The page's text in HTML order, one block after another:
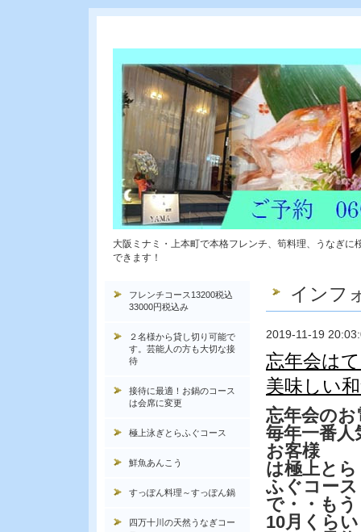
大阪ミナミ・上本町で本格フレンチ、筍料理、うなぎ
できます！
インフ
2019-11-19
忘年会は
美味しい
忘年会の
毎年一番
お客様
は極上とら
ふぐコース
で・・もう
10月くらい
フレンチコース13200税込
33000円税込み
２名様から貸し切り可能で
す。芸能人の方も大切な接
待
接待に最適！お鍋のコース
は会席に変更
極上泳ぎとらふぐコース
鮮魚あんこう
すっぽん料理～すっぽん鍋
四万十川の天然うなぎコー